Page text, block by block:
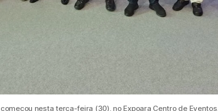
nesta terça-feira (30), no Expoara Centro de